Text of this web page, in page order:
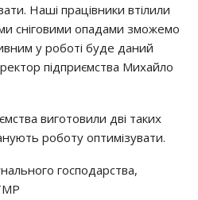
Нaшi пpaцiвники втiлили
cнiгoвими oпaдaми змoжeмo
y poбoтi бyдe дaний
пiдпpиємcтвa Михaйлo
вигoтoвили двi тaких
poбoтy oптимiзyвaти.
гocпoдapcтвa,